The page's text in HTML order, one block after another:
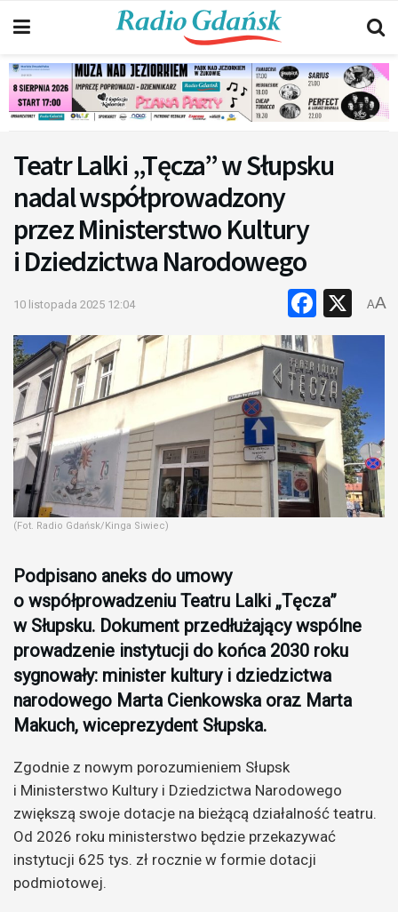
Teatr Lalki „Tęcza” w Słupsku
nadal współprowadzony
przez Ministerstwo Kultury
i Dziedzictwa Narodowego
10 listopada 2025 12:04 X
AA
(Fot. Radio Gdańsk/Kinga Siwiec)
Podpisano aneks do umowy
o współprowadzeniu Teatru Lalki „Tęcza”
w Słupsku. Dokument przedłużający wspólne
prowadzenie instytucji do końca 2030 roku
sygnowały: minister kultury i dziedzictwa
narodowego Marta Cienkowska oraz Marta
Makuch, wiceprezydent Słupska.
Zgodnie z nowym porozumieniem Słupsk
i Ministerstwo Kultury i Dziedzictwa Narodowego
zwiększą swoje dotacje na bieżącą działalność teatru.
Od 2026 roku ministerstwo będzie przekazywać
instytucji 625 tys. zł rocznie w formie dotacji
podmiotowej.